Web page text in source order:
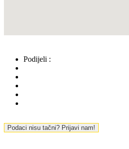
Podijeli :
Podaci nisu tačni? Prijavi nam!